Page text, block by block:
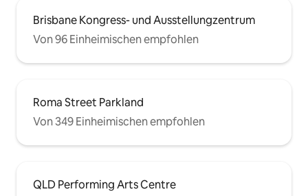
Brisbane Kongress- und Ausstellungzentrum
Von 96 Einheimischen empfohlen
Roma Street Parkland
Von 349 Einheimischen empfohlen
QLD Performing Arts Centre